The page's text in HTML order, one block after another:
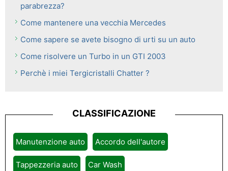
parabrezza?
Come mantenere una vecchia Mercedes
Come sapere se avete bisogno di urti su un auto
Come risolvere un Turbo in un GTI 2003
Perchè i miei Tergicristalli Chatter ?
CLASSIFICAZIONE
Manutenzione auto Accordo dell'autore
Tappezzeria auto Car Wash